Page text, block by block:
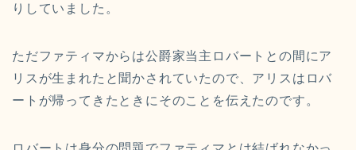
りしていました。
ただファティマからは公爵家当主ロバートとの間にア
リスが生まれたと聞かされていたので、アリスはロバ
ートが帰ってきたときにそのことを伝えたのです。